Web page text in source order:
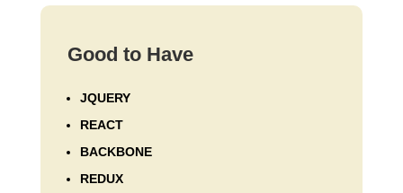
Good to Have
JQUERY
REACT
BACKBONE
REDUX